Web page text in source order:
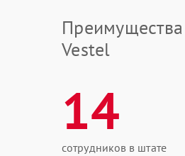
Vestel
14
сотрудников в штате